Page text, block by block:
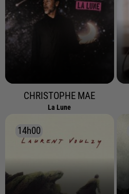
CHRISTOPHE MAE
La Lune
14h00
14h00